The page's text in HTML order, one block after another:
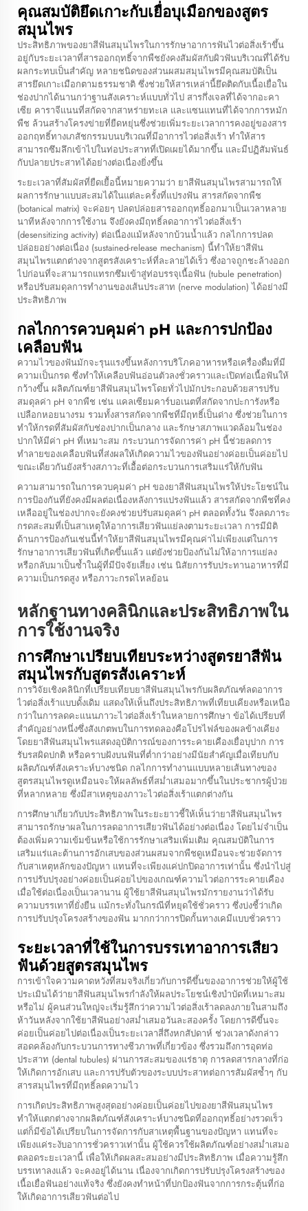
คุณสมบัติยึดเกาะกับเยื่อบุเมือกของสูตร
สมุนไพร
ประสิทธิภาพของยาสีฟันสมุนไพรในการรักษาอาการฟันไวต่อสิ่งเร้าขึ้น
อยู่กับระยะเวลาที่สารออกฤทธิ์จากพืชยังคงสัมผัสกับผิวฟันบริเวณที่ได้รับ
ผลกระทบเป็นสำคัญ หลายชนิดของส่วนผสมสมุนไพรมีคุณสมบัติเป็น
สารยึดเกาะเมือกตามธรรมชาติ ซึ่งช่วยให้สารเหล่านี้ยึดติดกับเนื้อเยื่อใน
ช่องปากได้นานกว่าฐานสังเคราะห์แบบทั่วไป สารกึ่งเจลที่ได้จากอะคา
เซีย คาราจีแนนที่สกัดจากสาหร่ายทะเล และแซนแทนที่ได้จากการหมัก
พืช ล้วนสร้างโครงข่ายที่ยืดหยุ่นซึ่งช่วยเพิ่มระยะเวลาการคงอยู่ของสาร
ออกฤทธิ์ทางเภสัชกรรมบนบริเวณที่มีอาการไวต่อสิ่งเร้า ทำให้สาร
สามารถซึมลึกเข้าไปในท่อประสาทที่เปิดเผยได้มากขึ้น และมีปฏิสัมพันธ์
กับปลายประสาทได้อย่างต่อเนื่องยิ่งขึ้น
ระยะเวลาที่สัมผัสที่ยืดเยื้อนี้หมายความว่า ยาสีฟันสมุนไพรสามารถให้
ผลการรักษาแบบสะสมได้ในแต่ละครั้งที่แปรงฟัน สารสกัดจากพืช
(botanical matrix) จะค่อยๆ ปลดปล่อยสารออกฤทธิ์ออกมาเป็นเวลาหลาย
นาทีหลังจากการใช้งาน จึงยังคงมีฤทธิ์ลดอาการไวต่อสิ่งเร้า
(desensitizing activity) ต่อเนื่องแม้หลังจากบ้วนน้ำแล้ว กลไกการปลด
ปล่อยอย่างต่อเนื่อง (sustained-release mechanism) นี้ทำให้ยาสีฟัน
สมุนไพรแตกต่างจากสูตรสังเคราะห์ที่ละลายได้เร็ว ซึ่งอาจถูกชะล้างออก
ไปก่อนที่จะสามารถแทรกซึมเข้าสู่ท่อบรรจุเนื้อฟัน (tubule penetration)
หรือปรับสมดุลการทำงานของเส้นประสาท (nerve modulation) ได้อย่างมี
ประสิทธิภาพ
กลไกการควบคุมค่า pH และการปกป้อง
เคลือบฟัน
ความไวของฟันมักจะรุนแรงขึ้นหลังการบริโภคอาหารหรือเครื่องดื่มที่มี
ความเป็นกรด ซึ่งทำให้เคลือบฟันอ่อนตัวลงชั่วคราวและเปิดท่อเนื้อฟันให้
กว้างขึ้น ผลิตภัณฑ์ยาสีฟันสมุนไพรโดยทั่วไปมักประกอบด้วยสารปรับ
สมดุลค่า pH จากพืช เช่น แคลเซียมคาร์บอเนตที่สกัดจากปะการังหรือ
เปลือกหอยนางรม รวมทั้งสารสกัดจากพืชที่มีฤทธิ์เป็นด่าง ซึ่งช่วยในการ
ทำให้กรดที่สัมผัสกับช่องปากเป็นกลาง และรักษาสภาพแวดล้อมในช่อง
ปากให้มีค่า pH ที่เหมาะสม กระบวนการจัดการค่า pH นี้ช่วยลดการ
ทำลายของเคลือบฟันที่ส่งผลให้เกิดความไวของฟันอย่างค่อยเป็นค่อยไป
ขณะเดียวกันยังสร้างสภาวะที่เอื้อต่อกระบวนการเสริมแร่ให้กับฟัน
ความสามารถในการควบคุมค่า pH ของยาสีฟันสมุนไพรให้ประโยชน์ใน
การป้องกันที่ยังคงมีผลต่อเนื่องหลังการแปรงฟันแล้ว สารสกัดจากพืชที่คง
เหลืออยู่ในช่องปากจะยังคงช่วยปรับสมดุลค่า pH ตลอดทั้งวัน จึงลดภาระ
กรดสะสมที่เป็นสาเหตุให้อาการเสียวฟันแย่ลงตามระยะเวลา การมีมิติ
ด้านการป้องกันเช่นนี้ทำให้ยาสีฟันสมุนไพรมีคุณค่าไม่เพียงแต่ในการ
รักษาอาการเสียวฟันที่เกิดขึ้นแล้ว แต่ยังช่วยป้องกันไม่ให้อาการแย่ลง
หรือกลับมาเป็นซ้ำในผู้ที่มีปัจจัยเสี่ยง เช่น นิสัยการรับประทานอาหารที่มี
ความเป็นกรดสูง หรือภาวะกรดไหลย้อน
หลักฐานทางคลินิกและประสิทธิภาพใน
การใช้งานจริง
การศึกษาเปรียบเทียบระหว่างสูตรยาสีฟัน
สมุนไพรกับสูตรสังเคราะห์
การวิจัยเชิงคลินิกที่เปรียบเทียบยาสีฟันสมุนไพรกับผลิตภัณฑ์ลดอาการ
ไวต่อสิ่งเร้าแบบดั้งเดิม แสดงให้เห็นถึงประสิทธิภาพที่เทียบเคียงหรือเหนือ
กว่าในการลดคะแนนภาวะไวต่อสิ่งเร้าในหลายการศึกษา ข้อได้เปรียบที่
สำคัญอย่างหนึ่งซึ่งสังเกตพบในการทดลองคือโปรไฟล์ของผลข้างเคียง
โดยยาสีฟันสมุนไพรแสดงอุบัติการณ์ของการระคายเคืองเยื่อบุปาก การ
รับรสผิดปกติ หรือคราบฝังบนฟันที่ต่ำกว่าอย่างมีนัยสำคัญเมื่อเทียบกับ
ผลิตภัณฑ์สังเคราะห์บางชนิด กลไกการทำงานแบบหลายเส้นทางของ
สูตรสมุนไพรดูเหมือนจะให้ผลลัพธ์ที่สม่ำเสมอมากขึ้นในประชากรผู้ป่วย
ที่หลากหลาย ซึ่งมีสาเหตุของภาวะไวต่อสิ่งเร้าแตกต่างกัน
การศึกษาเกี่ยวกับประสิทธิภาพในระยะยาวชี้ให้เห็นว่ายาสีฟันสมุนไพร
สามารถรักษาผลในการลดอาการเสียวฟันได้อย่างต่อเนื่อง โดยไม่จำเป็น
ต้องเพิ่มความเข้มข้นหรือใช้การรักษาเสริมเพิ่มเติม คุณสมบัติในการ
เสริมแร่และต้านการอักเสบของส่วนผสมจากพืชดูเหมือนจะช่วยจัดการ
กับสาเหตุหลักของปัญหา แทนที่จะเพียงแค่ปกปิดอาการเท่านั้น ซึ่งนำไปสู่
การปรับปรุงอย่างค่อยเป็นค่อยไปของเกณฑ์ความไวต่อการระคายเคือง
เมื่อใช้ต่อเนื่องเป็นเวลานาน ผู้ใช้ยาสีฟันสมุนไพรมักรายงานว่าได้รับ
ความบรรเทาที่ยั่งยืน แม้กระทั่งในกรณีที่หยุดใช้ชั่วคราว ซึ่งบ่งชี้ว่าเกิด
การปรับปรุงโครงสร้างของฟัน มากกว่าการปิดกั้นทางเคมีแบบชั่วคราว
ระยะเวลาที่ใช้ในการบรรเทาอาการเสียว
ฟันด้วยสูตรสมุนไพร
การเข้าใจความคาดหวังที่สมจริงเกี่ยวกับการดีขึ้นของอาการช่วยให้ผู้ใช้
ประเมินได้ว่ายาสีฟันสมุนไพรกำลังให้ผลประโยชน์เชิงบำบัดที่เหมาะสม
หรือไม่ ผู้คนส่วนใหญ่จะเริ่มรู้สึกว่าความไวต่อสิ่งเร้าลดลงภายในสามถึง
ห้าวันหลังจากใช้ยาสีฟันอย่างสม่ำเสมอวันละสองครั้ง โดยการดีขึ้นจะ
ค่อยเป็นค่อยไปต่อเนื่องเป็นระยะเวลาสี่ถึงหกสัปดาห์ ช่วงเวลาดังกล่าว
สอดคล้องกับกระบวนการทางชีวภาพที่เกี่ยวข้อง ซึ่งรวมถึงการอุดท่อ
ประสาท (dental tubules) ผ่านการสะสมของแร่ธาตุ การลดสารกลางที่ก่อ
ให้เกิดการอักเสบ และการปรับตัวของระบบประสาทต่อการสัมผัสซ้ำๆ กับ
สารสมุนไพรที่มีฤทธิ์ลดความไว
การเกิดประสิทธิภาพสูงสุดอย่างค่อยเป็นค่อยไปของยาสีฟันสมุนไพร
ทำให้แตกต่างจากผลิตภัณฑ์สังเคราะห์บางชนิดที่ออกฤทธิ์อย่างรวดเร็ว
แต่ก็มีข้อได้เปรียบในการจัดการกับสาเหตุพื้นฐานของปัญหา แทนที่จะ
เพียงแค่ระงับอาการชั่วคราวเท่านั้น ผู้ใช้ควรใช้ผลิตภัณฑ์อย่างสม่ำเสมอ
ตลอดระยะเวลานี้ เพื่อให้เกิดผลสะสมอย่างมีประสิทธิภาพ เมื่อความรู้สึก
บรรเทาลงแล้ว จะคงอยู่ได้นาน เนื่องจากเกิดการปรับปรุงโครงสร้างของ
เนื้อเยื่อฟันอย่างแท้จริง ซึ่งยังคงทำหน้าที่ปกป้องฟันจากการกระตุ้นที่ก่อ
ให้เกิดอาการเสียวฟันต่อไป